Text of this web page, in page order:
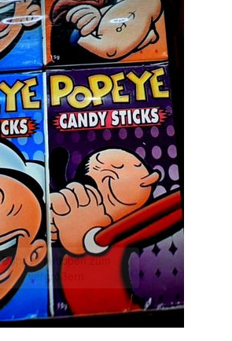
Doppelt antippen zum
vergrößern